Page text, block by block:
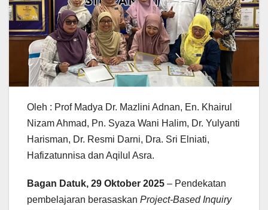
Oleh : Prof Madya Dr. Mazlini Adnan, En. Khairul
Nizam Ahmad, Pn. Syaza Wani Halim, Dr. Yulyanti
Harisman, Dr. Resmi Darni, Dra. Sri Elniati,
Hafizatunnisa dan Aqilul Asra.
Bagan Datuk, 29 Oktober 2025 – Pendekatan
pembelajaran berasaskan Project-Based Inquiry